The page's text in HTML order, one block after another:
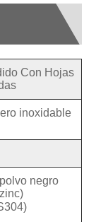
Con Hojas
inoxidable
negro